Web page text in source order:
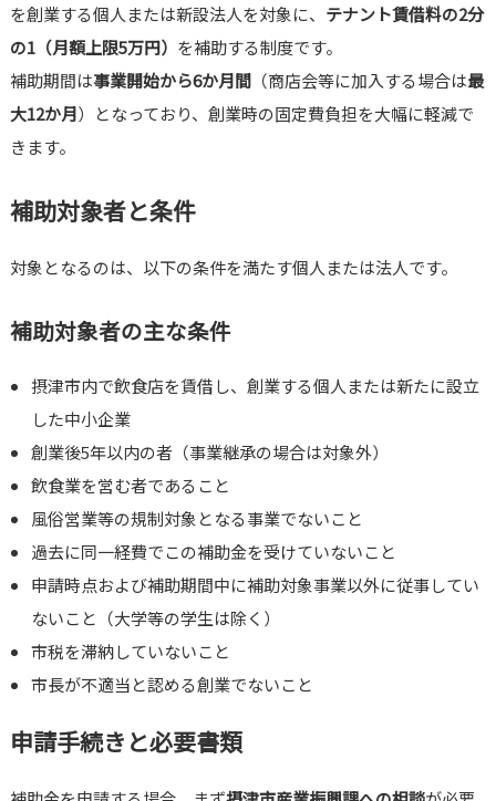
を創業する個人または新設法人を対象に、 テナント賃借料の2分
の1（月額上限5万円） を補助する制度です。
補助期間は事業開始から6か月間（商店会等に加入する場合は最
大12か月）となっており、創業時の固定費負担を大幅に軽減で
きます。
補助対象者と条件
対象となるのは、以下の条件を満たす個人または法人です。
補助対象者の主な条件
摂津市内で飲食店を賃借し、創業する個人または新たに設立
した中小企業
創業後5年以内の者（事業継承の場合は対象外）
飲食業を営む者であること
風俗営業等の規制対象となる事業でないこと
過去に同一経費でこの補助金を受けていないこと
申請時点および補助期間中に補助対象事業以外に従事してい
ないこと（大学等の学生は除く）
市税を滞納していないこと
市長が不適当と認める創業でないこと
申請手続きと必要書類